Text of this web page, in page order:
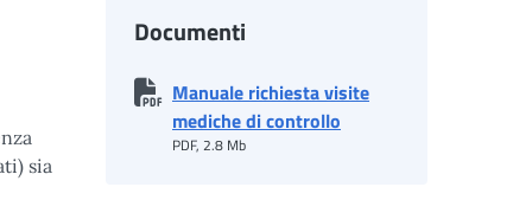
sia
Documenti
Manuale richiesta visite
mediche di controllo
PDF, 2.8 Mb